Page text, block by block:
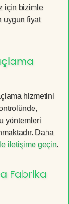
için bizimle
uygun fiyat
hizmetini
yöntemleri
Daha
iletişime geçin.
Fabrika